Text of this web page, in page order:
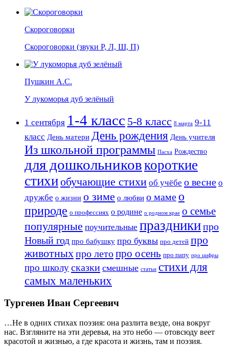
Скороговорки
Скороговорки (звуки Р, Л, Ш, П)
Пушкин А.С.
У лукоморья дуб зелёный
1 сентября 1-4 класс 5-8 класс 8 марта 9-11
класс День матери День рождения День учителя
Из школьной программы Пасха Рождество
для дошкольниковкороткие
стихиобучающие стихи об учёбе о весне о
дружбе о жизни о зиме о любви о маме о
природе о профессиях о родине о родном крае о семье
популярные поучительные праздникипро
Новый год про бабушку про буквы про детей про
животныхпро летопро осень про папу про цифры
про школусказки смешные статьи стихи для
самых маленьких
Тургенев Иван Сергеевич
…Не в одних стихах поэзия: она разлита везде, она вокруг
нас. Взгляните на эти деревья, на это небо — отовсюду веет
красотой и жизнью, а где красота и жизнь, там и поэзия.